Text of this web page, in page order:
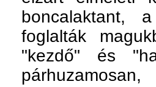
boncalaktant,
foglalták
"kezdő" és